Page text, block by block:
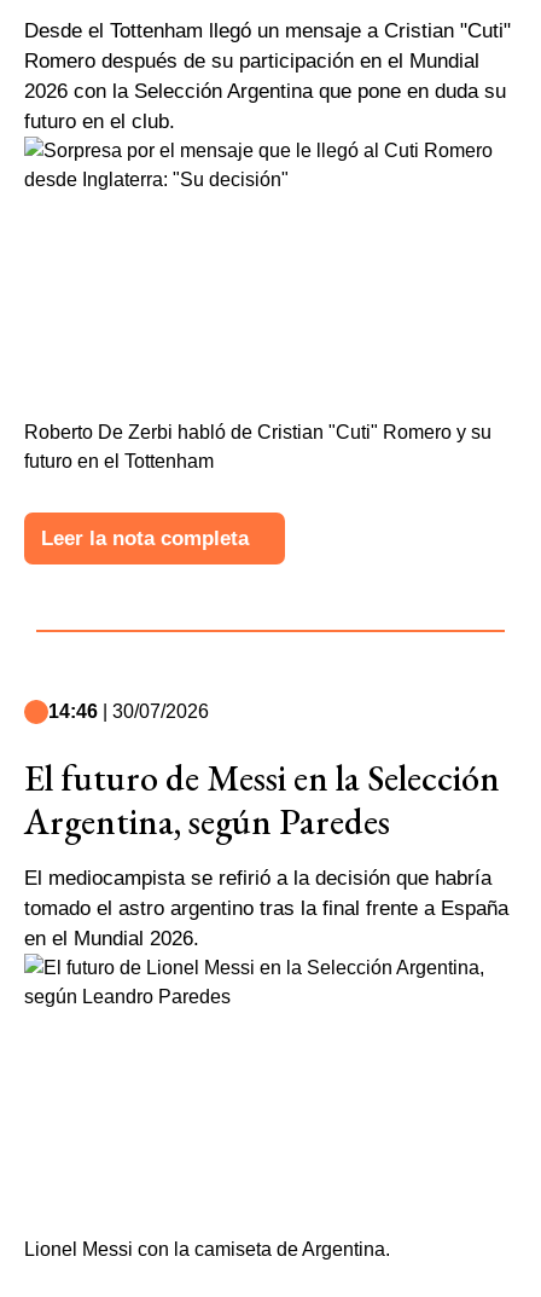
Desde el Tottenham llegó un mensaje a Cristian "Cuti"
Romero después de su participación en el Mundial
2026 con la Selección Argentina que pone en duda su
futuro en el club.
Roberto De Zerbi habló de Cristian "Cuti" Romero y su
futuro en el Tottenham
Leer la nota completa
14:46 | 30/07/2026
El futuro de Messi en la Selección
Argentina, según Paredes
El mediocampista se refirió a la decisión que habría
tomado el astro argentino tras la final frente a España
en el Mundial 2026.
Lionel Messi con la camiseta de Argentina.